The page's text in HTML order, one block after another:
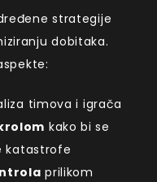
strategije
dobitaka.
timova i igrača
kako bi se
katastrofe
prilikom